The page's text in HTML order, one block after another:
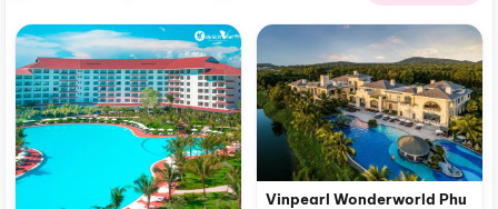
Vinpearl Wonderworld Phu